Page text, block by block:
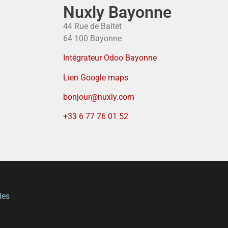
Nuxly Bayonne
44 Rue de Baltet
64 100 Bayonne
Intégrateur Odoo Bayonne
Lien Google maps
bonjour@nuxly.com
+33 6 77 76 01 52